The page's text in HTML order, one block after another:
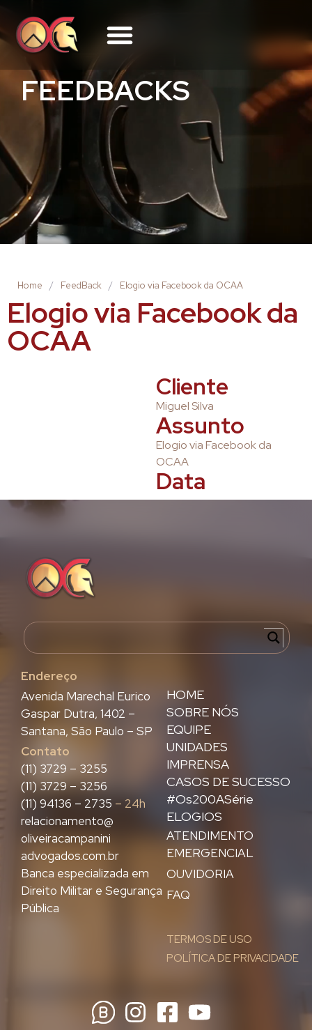
FEEDBACKS
Home / FeedBack / Elogio via Facebook da OCAA
Elogio via Facebook da
OCAA
Cliente
Miguel Silva
Assunto
Elogio via Facebook da
OCAA
Data
Endereço
HOME
SOBRE NÓS
EQUIPE
UNIDADES
IMPRENSA
CASOS DE SUCESSO
#Os200ASérie
ELOGIOS
ATENDIMENTO
EMERGENCIAL
OUVIDORIA
FAQ
TERMOS DE USO
POLÍTICA DE PRIVACIDADE
Avenida Marechal Eurico
Gaspar Dutra, 1402 –
Santana, São Paulo – SP
Contato
(11) 3729 – 3255
(11) 3729 – 3256
(11) 94136 – 2735 – 24h
relacionamento@
oliveiracampanini
advogados.com.br
Banca especializada em
Direito Militar e Segurança
Pública